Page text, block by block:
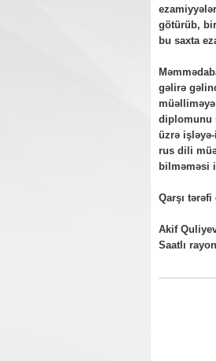
götürüb,
bu saxta
gəlirə
diplomunu
üzrə
rus dili
bilməməsi
Qarşı
Akif
Saatlı